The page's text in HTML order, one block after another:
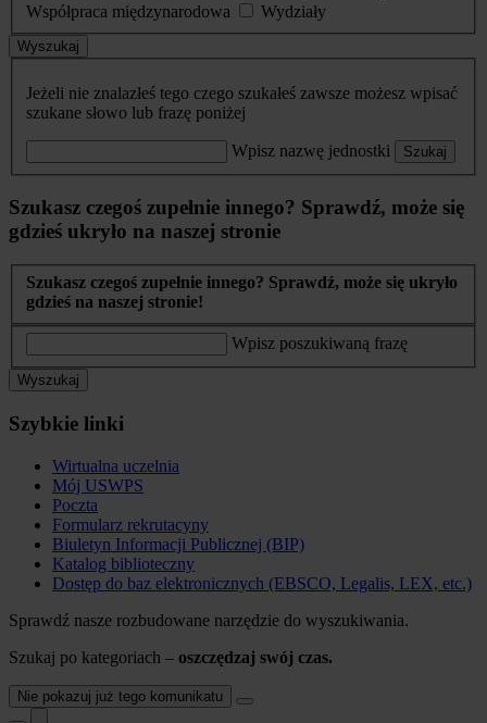
Współpraca międzynarodowa
Wydziały
Wyszukaj
Jeżeli nie znalazłeś tego czego szukałeś zawsze możesz wpisać
szukane słowo lub frazę poniżej
Wpisz nazwę jednostki Szukaj
Szukasz czegoś zupełnie innego? Sprawdź, może się
gdzieś ukryło na naszej stronie
Szukasz czegoś zupełnie innego? Sprawdź, może się ukryło
gdzieś na naszej stronie!
Wpisz poszukiwaną frazę
Wyszukaj
Szybkie linki
Wirtualna uczelnia
Mój USWPS
Poczta
Formularz rekrutacyny
Biuletyn Informacji Publicznej (BIP)
Katalog biblioteczny
Dostęp do baz elektronicznych (EBSCO, Legalis, LEX, etc.)
Sprawdź nasze rozbudowane narzędzie do wyszukiwania.
Szukaj po kategoriach – oszczędzaj swój czas.
Nie pokazuj już tego komunikatu